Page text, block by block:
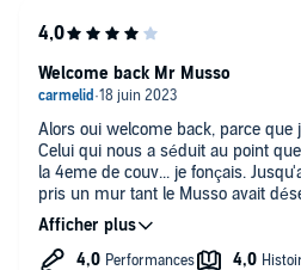
Alors oui welcome back, parce que
Celui qui nous a séduit au point
la 4eme de couv... je fonçais.
pris un mur tant le Musso avait
Il est de retour... Alléluia.
C'est un excellent ouvrage. Bravo.
Le narrateur apporte une valeur
Welcome back Mr Musso